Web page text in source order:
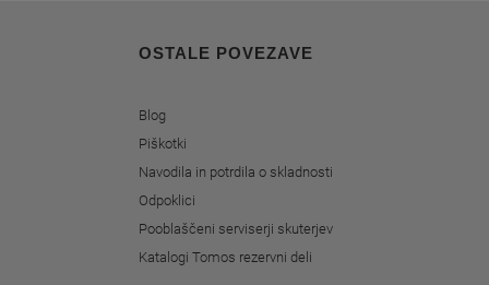
OSTALE POVEZAVE
Blog
Piškotki
Navodila in potrdila o skladnosti
Odpoklici
Pooblaščeni serviserji skuterjev
Katalogi Tomos rezervni deli